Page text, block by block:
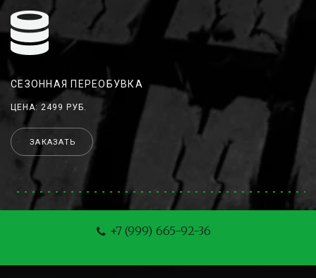
СЕЗОННАЯ ПЕРЕОБУВКА
ЦЕНА: 2499 РУБ.
ЗАКАЗАТЬ
+7 (999) 665-92-36